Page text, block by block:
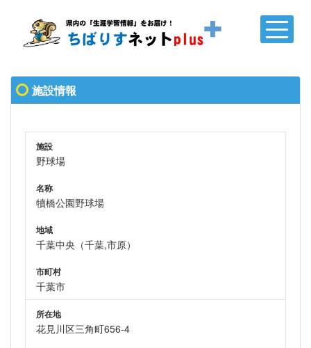
施設情報
施設
野球場
名称
犢橋公園野球場
地域
千葉中央（千葉,市原）
市町村
千葉市
所在地
花見川区三角町656-4